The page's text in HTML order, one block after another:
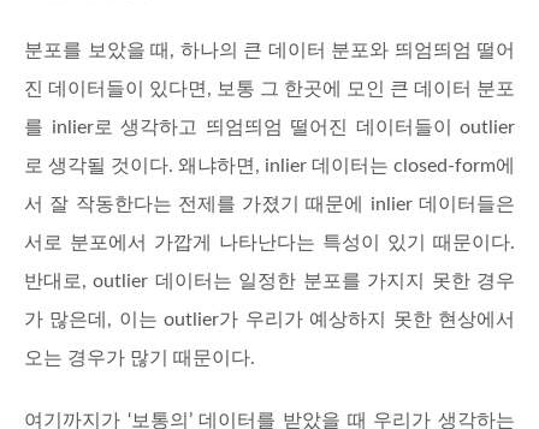
분포를 보았을 때, 하나의 큰 데이터 분포와 띄엄띄엄 떨어
진 데이터들이 있다면, 보통 그 한곳에 모인 큰 데이터 분포
를 inlier로 생각하고 띄엄띄엄 떨어진 데이터들이 outlier
로 생각될 것이다. 왜냐하면, inlier 데이터는 closed-form에
서 잘 작동한다는 전제를 가졌기 때문에 inlier 데이터들은
서로 분포에서 가깝게 나타난다는 특성이 있기 때문이다.
반대로, outlier 데이터는 일정한 분포를 가지지 못한 경우
가 많은데, 이는 outlier가 우리가 예상하지 못한 현상에서
오는 경우가 많기 때문이다.
여기까지가 ‘보통의’ 데이터를 받았을 때 우리가 생각하는